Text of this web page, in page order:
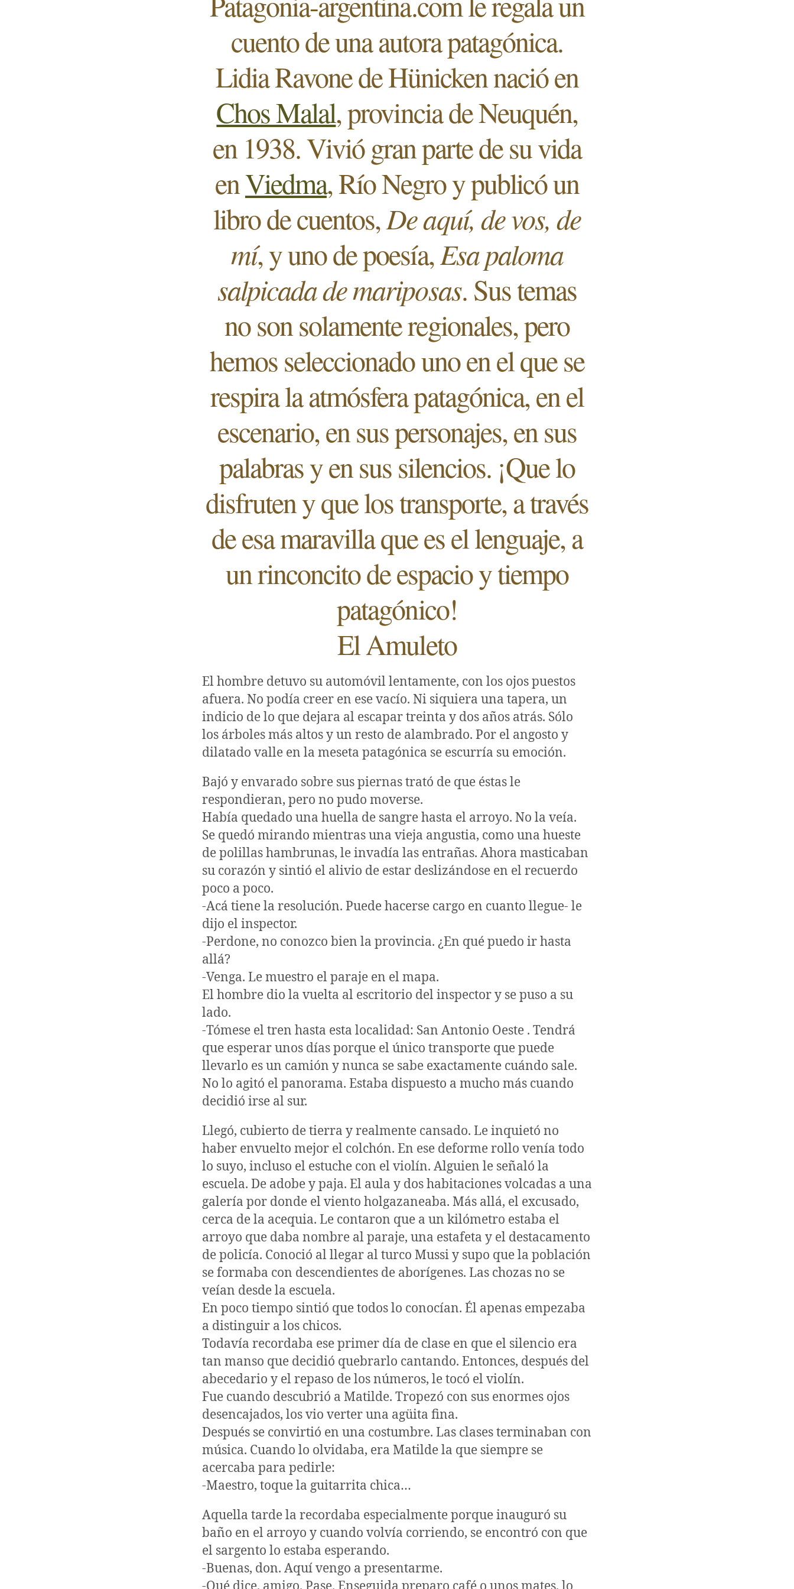
cuento de una autora patagónica.
Lidia Ravone de Hünicken nació en
Chos Malal, provincia de Neuquén,
en 1938. Vivió gran parte de su vida
enViedma, Río Negro y publicó un
libro de cuentos,De aquí, de vos, de
mí, y uno de poesía,Esa paloma
salpicada de mariposas. Sus temas
no son solamente regionales, pero
hemos seleccionado uno en el que se
respira la atmósfera patagónica, en el
escenario, en sus personajes, en sus
palabras y en sus silencios. ¡Que lo
disfruten y que los transporte, a través
de esa maravilla que es el lenguaje, a
un rinconcito de espacio y tiempo
patagónico!
El Amuleto
El hombre detuvo su automóvil lentamente, con los ojos puestos
afuera. No podía creer en ese vacío. Ni siquiera una tapera, un
indicio de lo que dejara al escapar treinta y dos años atrás. Sólo
los árboles más altos y un resto de alambrado. Por el angosto y
dilatado valle en la meseta patagónica se escurría su emoción.
Bajó y envarado sobre sus piernas trató de que éstas le
respondieran, pero no pudo moverse.
Había quedado una huella de sangre hasta el arroyo. No la veía.
Se quedó mirando mientras una vieja angustia, como una hueste
de polillas hambrunas, le invadía las entrañas. Ahora masticaban
su corazón y sintió el alivio de estar deslizándose en el recuerdo
poco a poco.
-Acá tiene la resolución. Puede hacerse cargo en cuanto llegue- le
dijo el inspector.
-Perdone, no conozco bien la provincia. ¿En qué puedo ir hasta
allá?
-Venga. Le muestro el paraje en el mapa.
El hombre dio la vuelta al escritorio del inspector y se puso a su
lado.
-Tómese el tren hasta esta localidad: San Antonio Oeste . Tendrá
que esperar unos días porque el único transporte que puede
llevarlo es un camión y nunca se sabe exactamente cuándo sale.
No lo agitó el panorama. Estaba dispuesto a mucho más cuando
decidió irse al sur.
Llegó, cubierto de tierra y realmente cansado. Le inquietó no
haber envuelto mejor el colchón. En ese deforme rollo venía todo
lo suyo, incluso el estuche con el violín. Alguien le señaló la
escuela. De adobe y paja. El aula y dos habitaciones volcadas a una
galería por donde el viento holgazaneaba. Más allá, el excusado,
cerca de la acequia. Le contaron que a un kilómetro estaba el
arroyo que daba nombre al paraje, una estafeta y el destacamento
de policía. Conoció al llegar al turco Mussi y supo que la población
se formaba con descendientes de aborígenes. Las chozas no se
veían desde la escuela.
En poco tiempo sintió que todos lo conocían. Él apenas empezaba
a distinguir a los chicos.
Todavía recordaba ese primer día de clase en que el silencio era
tan manso que decidió quebrarlo cantando. Entonces, después del
abecedario y el repaso de los números, le tocó el violín.
Fue cuando descubrió a Matilde. Tropezó con sus enormes ojos
desencajados, los vio verter una agüita fina.
Después se convirtió en una costumbre. Las clases terminaban con
música. Cuando lo olvidaba, era Matilde la que siempre se
acercaba para pedirle:
-Maestro, toque la guitarrita chica…
Aquella tarde la recordaba especialmente porque inauguró su
baño en el arroyo y cuando volvía corriendo, se encontró con que
el sargento lo estaba esperando.
-Buenas, don. Aquí vengo a presentarme.